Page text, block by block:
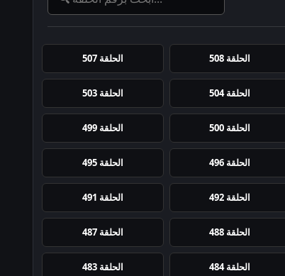
الحلقة 508 الحلقة 507
الحلقة 504 الحلقة 503
الحلقة 500 الحلقة 499
الحلقة 496 الحلقة 495
الحلقة 492 الحلقة 491
الحلقة 488 الحلقة 487
الحلقة 484 الحلقة 483